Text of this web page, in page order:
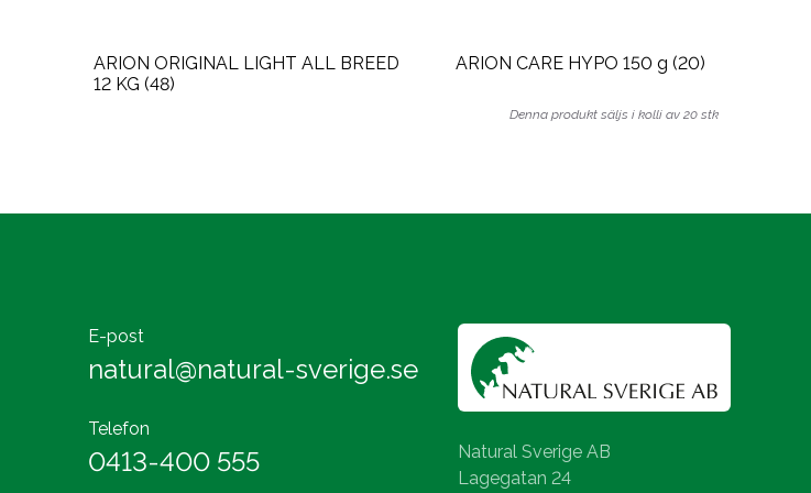
ARION ORIGINAL LIGHT ALL BREED
12 KG (48)
ARION CARE HYPO 150 g (20)
Denna produkt säljs i kolli av 20 stk
E-post
natural@natural-sverige.se
Telefon
0413-400 555
Natural Sverige AB
Lagegatan 24